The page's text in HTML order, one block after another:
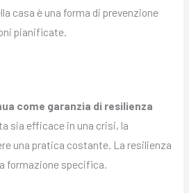
casa è una forma di prevenzione
pianificate.
come garanzia di resilienza
sia efficace in una crisi, la
una pratica costante. La resilienza
formazione specifica.